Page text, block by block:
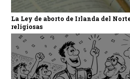
La Ley de aborto de Irlanda del
religiosas